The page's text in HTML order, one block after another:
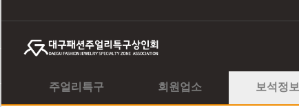
주얼리특구 회원업소 보석정보